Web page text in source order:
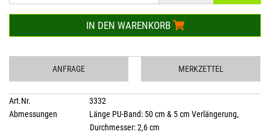
IN DEN WARENKORB
ANFRAGE MERKZETTEL
Art.Nr.
3332
Abmessungen
Länge PU-Band: 50 cm & 5 cm Verlängerung,
Durchmesser: 2,6 cm